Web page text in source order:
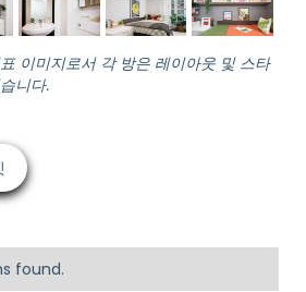
이미지로서 각 방은 레이아웃 및 스타
니다.
found.